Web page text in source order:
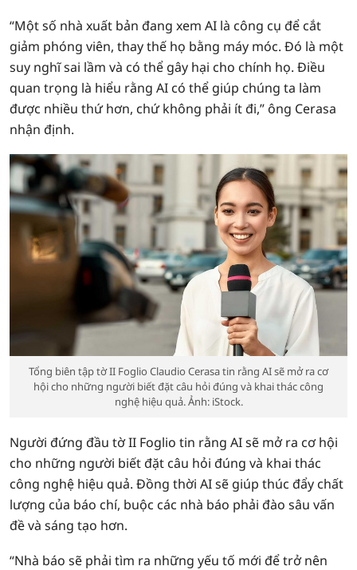
“Một số nhà xuất bản đang xem AI là công cụ để cắt
giảm phóng viên, thay thế họ bằng máy móc. Đó là một
suy nghĩ sai lầm và có thể gây hại cho chính họ. Điều
quan trọng là hiểu rằng AI có thể giúp chúng ta làm
được nhiều thứ hơn, chứ không phải ít đi,” ông Cerasa
nhận định.
Tổng biên tập tờ II Foglio Claudio Cerasa tin rằng AI sẽ mở ra cơ
hội cho những người biết đặt câu hỏi đúng và khai thác công
nghệ hiệu quả. Ảnh: iStock.
Người đứng đầu tờ II Foglio tin rằng AI sẽ mở ra cơ hội
cho những người biết đặt câu hỏi đúng và khai thác
công nghệ hiệu quả. Đồng thời AI sẽ giúp thúc đẩy chất
lượng của báo chí, buộc các nhà báo phải đào sâu vấn
đề và sáng tạo hơn.
“Nhà báo sẽ phải tìm ra những yếu tố mới để trở nên